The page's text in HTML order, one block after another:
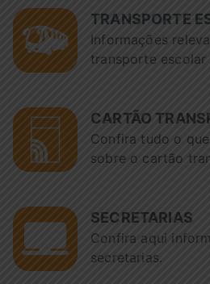
TRANSPORTE
Informações
transporte escolar
CARTÃO
Confira tudo o
sobre o cartão
SECRETARIAS
Confira aqui
secretarias.